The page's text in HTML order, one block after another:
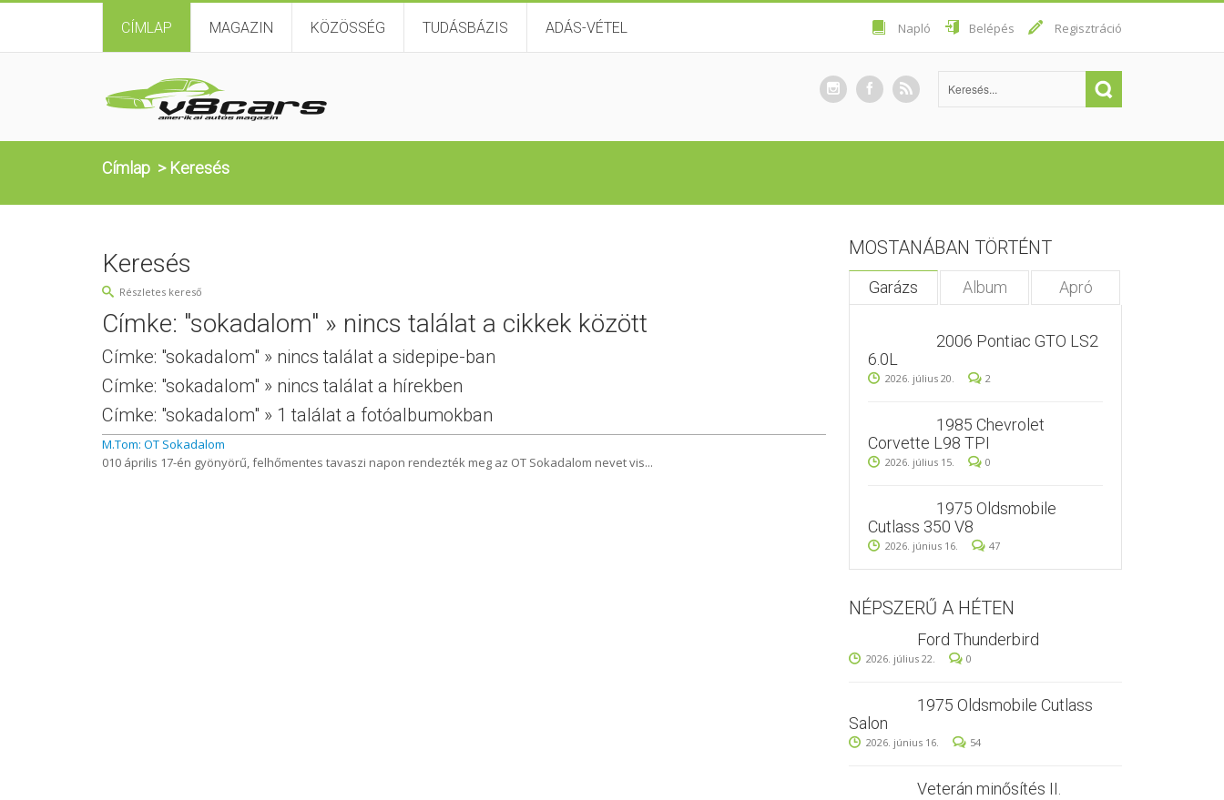
CÍMLAP MAGAZIN KÖZÖSSÉG TUDÁSBÁZIS ADÁS-VÉTEL Napló Belépés Regisztráció
Címlap > Keresés
Keresés
Részletes kereső
Címke: "sokadalom" » nincs találat a cikkek között
Címke: "sokadalom" » nincs találat a sidepipe-ban
Címke: "sokadalom" » nincs találat a hírekben
Címke: "sokadalom" » 1 találat a fotóalbumokban
M.Tom: OT Sokadalom
010 április 17-én gyönyörű, felhőmentes tavaszi napon rendezték meg az OT Sokadalom nevet vis...
MOSTANÁBAN TÖRTÉNT
Garázs Album Apró
2006 Pontiac GTO LS2
6.0L
2026. július 20. 2
1985 Chevrolet
Corvette L98 TPI
2026. július 15. 0
1975 Oldsmobile
Cutlass 350 V8
2026. június 16. 47
NÉPSZERŰ A HÉTEN
Ford Thunderbird
2026. július 22. 0
1975 Oldsmobile Cutlass
Salon
2026. június 16. 54
Veterán minősítés II.